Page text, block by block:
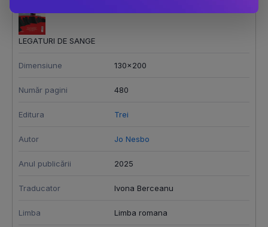
LEGATURI DE SANGE
Dimensiune 130x200
Număr pagini 480
Editura Trei
Autor Jo Nesbo
Anul publicării 2025
Traducator Ivona Berceanu
Limba Limba romana